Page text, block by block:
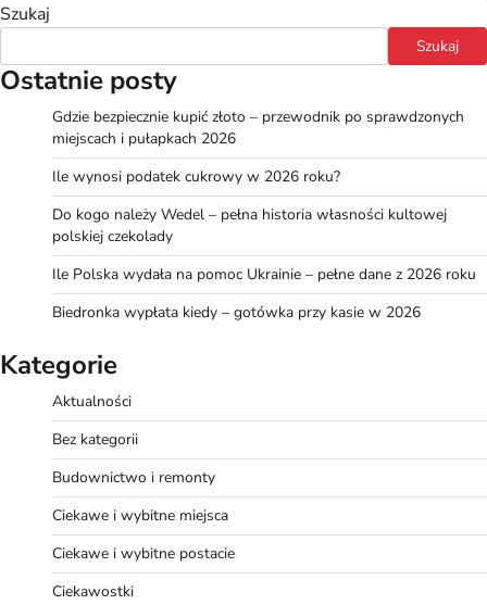
Szukaj
Szukaj
Ostatnie posty
Gdzie bezpiecznie kupić złoto – przewodnik po sprawdzonych
miejscach i pułapkach 2026
Ile wynosi podatek cukrowy w 2026 roku?
Do kogo należy Wedel – pełna historia własności kultowej
polskiej czekolady
Ile Polska wydała na pomoc Ukrainie – pełne dane z 2026 roku
Biedronka wypłata kiedy – gotówka przy kasie w 2026
Kategorie
Aktualności
Bez kategorii
Budownictwo i remonty
Ciekawe i wybitne miejsca
Ciekawe i wybitne postacie
Ciekawostki